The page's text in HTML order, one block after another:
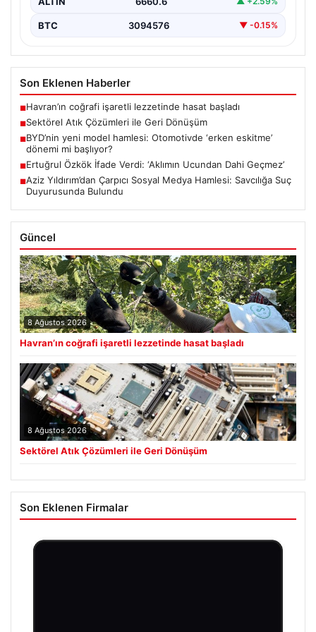
BTC 3094576 ▼ -0.15%
Son Eklenen Haberler
■Havran’ın coğrafi işaretli lezzetinde hasat başladı
■Sektörel Atık Çözümleri ile Geri Dönüşüm
■BYD’nin yeni model hamlesi: Otomotivde ‘erken eskitme’
dönemi mi başlıyor?
■Ertuğrul Özkök İfade Verdi: ‘Aklımın Ucundan Dahi Geçmez’
■Aziz Yıldırım’dan Çarpıcı Sosyal Medya Hamlesi: Savcılığa Suç
Duyurusunda Bulundu
Güncel
8 Ağustos 2026
Havran’ın coğrafi işaretli lezzetinde hasat başladı
8 Ağustos 2026
Sektörel Atık Çözümleri ile Geri Dönüşüm
Son Eklenen Firmalar